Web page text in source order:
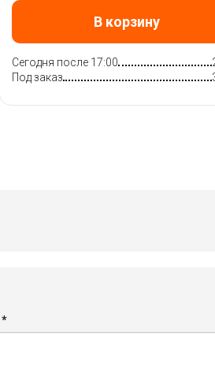
В корзину
Сегодня после 17:00
Под заказ
*